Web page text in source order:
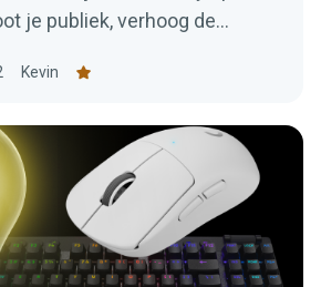
je publiek, verhoog de
Kevin